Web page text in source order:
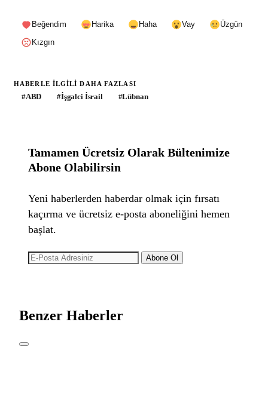
Beğendim Harika Haha Vay
Üzgün
Kızgın
HABERLE ILGILI DAHA FAZLASI
#ABD #İşgalci İsrail #Lübnan
Tamamen Ücretsiz Olarak Bültenimize
Abone Olabilirsin
Yeni haberlerden haberdar olmak için fırsatı
kaçırma ve ücretsiz e-posta aboneliğini hemen
başlat.
Abone Ol
Benzer Haberler